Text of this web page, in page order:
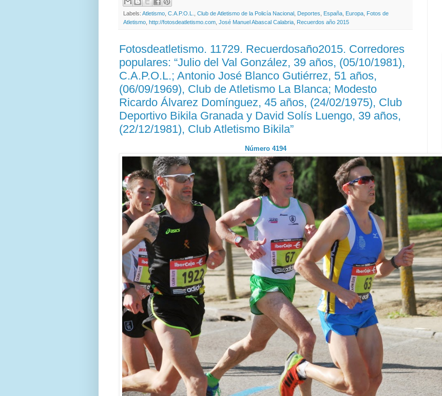
Labels: Atletismo C.A.P.O.L. Club de Atletismo de la Policía Nacional Deportes España Europa Fotos de
Atletismo http://fotosdeatletismo.com José Manuel Abascal Calabria Recuerdos año 2015
Fotosdeatletismo. 11729. Recuerdosaño2015. Corredores
populares: “Julio del Val González, 39 años, (05/10/1981),
C.A.P.O.L.; Antonio José Blanco Gutiérrez, 51 años,
(06/09/1969), Club de Atletismo La Blanca; Modesto
Ricardo Álvarez Domínguez, 45 años, (24/02/1975), Club
Deportivo Bikila Granada y David Solís Luengo, 39 años,
(22/12/1981), Club Atletismo Bikila”
Número 4194